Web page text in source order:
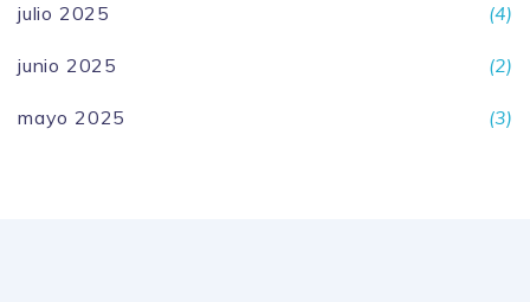
julio 2025 (4)
junio 2025 (2)
mayo 2025 (3)